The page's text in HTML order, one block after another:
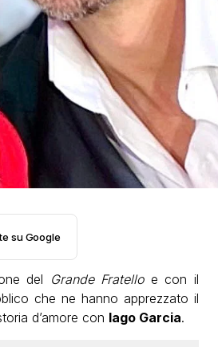
su Google
del Grande Fratelloe con il
che ne hanno apprezzato il
d’amore con Iago Garcia.